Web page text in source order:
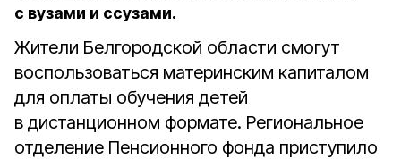
с вузами и ссузами.
Жители Белгородской области смогут
воспользоваться материнским капиталом
для оплаты обучения детей
в дистанционном формате. Региональное
отделение Пенсионного фонда приступило